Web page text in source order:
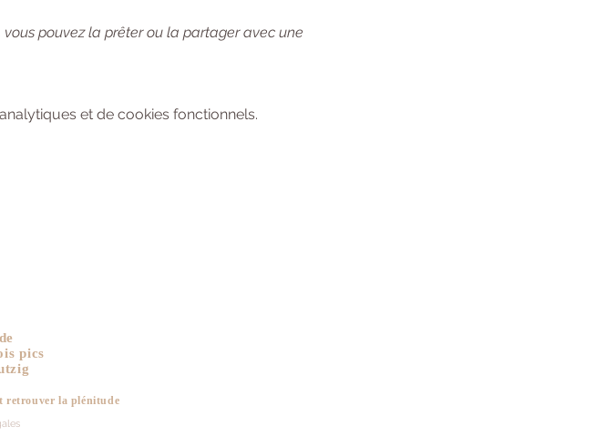
pouvez la prêter ou la partager avec une
et de cookies fonctionnels.
pics
retrouver la plénitude